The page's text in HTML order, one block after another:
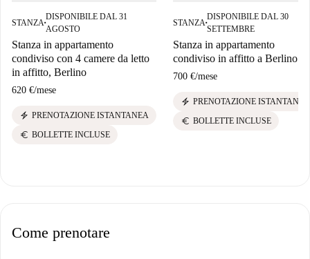
STANZA ■
DISPONIBILE DAL 31
AGOSTO
Stanza in appartamento
condiviso con 4 camere da letto
in affitto, Berlino
620 €/mese
electric_bolt PRENOTAZIONE ISTANTANEA
euro BOLLETTE INCLUSE
STANZA ■
DISPONIBILE DAL 30
SETTEMBRE
Stanza in appartamento
condiviso in affitto a Berlino
700 €/mese
electric_bolt PRENOTAZIONE ISTANTANEA
euro BOLLETTE INCLUSE
Come prenotare